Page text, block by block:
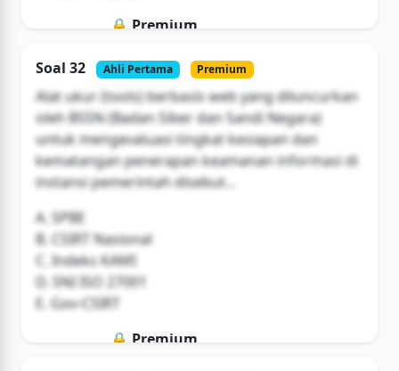
🔒 Premium
Buka Akses
Soal 32 Ahli Pertama Premium
Alat ukur (tools) berbasis web yang diluncurkan
oleh BSSN (Badan Siber dan Sandi Negara)
untuk mengevaluasi tingkat kesiapan dan
kematangan penerapan keamanan informasi di
instansi pemerintah disebut...
A. SPBE
B. CSIRT Nasional
C. Indeks KAMI
D. SNI ISO 27001
E. Gov-CSIRT
🔒 Premium